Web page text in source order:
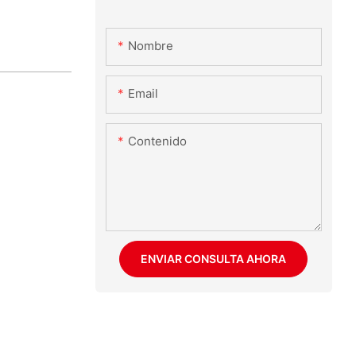
Nombre
Email
Contenido
ENVIAR CONSULTA AHORA